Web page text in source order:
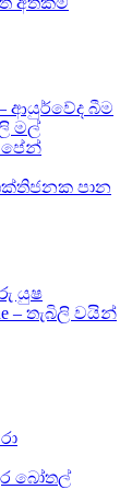
– ආයුර්වේද බීම
මල්
ශක්තිජනක පාන
යුෂ
– තැබිලි වයින්
බෝතල්